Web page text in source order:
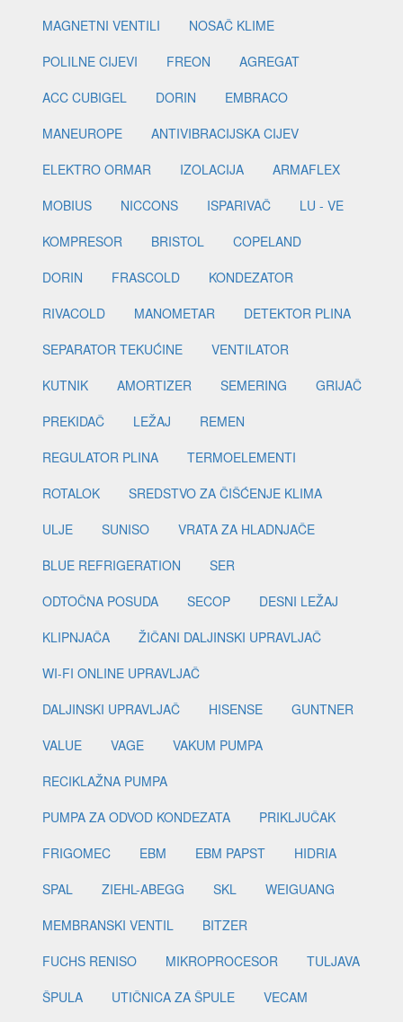
MAGNETNI VENTILI
NOSAČ KLIME
POLILNE CIJEVI
FREON
AGREGAT
ACC CUBIGEL
DORIN
EMBRACO
MANEUROPE
ANTIVIBRACIJSKA CIJEV
ELEKTRO ORMAR
IZOLACIJA
ARMAFLEX
MOBIUS
NICCONS ISPARIVAČ
LU - VE
KOMPRESOR
BRISTOL
COPELAND
DORIN
FRASCOLD
KONDEZATOR
RIVACOLD
MANOMETAR
DETEKTOR PLINA
SEPARATOR TEKUĆINE
VENTILATOR
KUTNIK
AMORTIZER SEMERING
GRIJAČ
PREKIDAČ
LEŽAJ
REMEN
REGULATOR PLINA
TERMOELEMENTI
ROTALOK
SREDSTVO ZA ČIŠĆENJE KLIMA
ULJE
SUNISO
VRATA ZA HLADNJAČE
BLUE REFRIGERATION
SER
ODTOČNA POSUDA
SECOP
DESNI LEŽAJ
KLIPNJAČA
ŽIČANI DALJINSKI UPRAVLJAČ
WI-FI ONLINE UPRAVLJAČ
DALJINSKI UPRAVLJAČ
HISENSE
GUNTNER
VALUE
VAGE
VAKUM PUMPA
RECIKLAŽNA PUMPA
PUMPA ZA ODVOD KONDEZATA
PRIKLJUČAK
FRIGOMEC
EBM EBM PAPST
HIDRIA
SPAL
ZIEHL-ABEGG SKL
WEIGUANG
MEMBRANSKI VENTIL
BITZER
FUCHS RENISO
MIKROPROCESOR
TULJAVA
ŠPULA
UTIČNICA ZA ŠPULE VECAM